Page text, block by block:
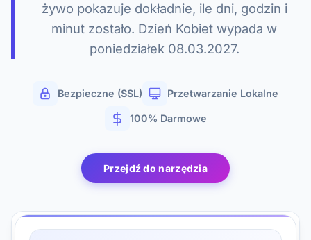
żywo pokazuje dokładnie, ile dni, godzin i
minut zostało. Dzień Kobiet wypada w
poniedziałek 08.03.2027.
Bezpieczne (SSL) Przetwarzanie Lokalne
100% Darmowe
Przejdź do narzędzia